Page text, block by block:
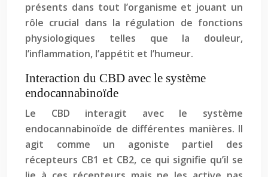
présents dans tout l’organisme et jouant un
rôle crucial dans la régulation de fonctions
physiologiques telles que la douleur,
l’inflammation, l’appétit et l’humeur.
Interaction du CBD avec le système
endocannabinoïde
Le CBD interagit avec le système
endocannabinoïde de différentes manières. Il
agit comme un agoniste partiel des
récepteurs CB1 et CB2, ce qui signifie qu’il se